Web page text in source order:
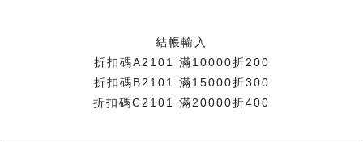
結帳輸入
折扣碼A2101 滿10000折200
折扣碼B2101 滿15000折300
折扣碼C2101 滿20000折400